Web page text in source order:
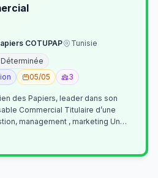
COTUPAP
Tunisie
05/05 3
des Papiers, leader dans son
management , marketing Un